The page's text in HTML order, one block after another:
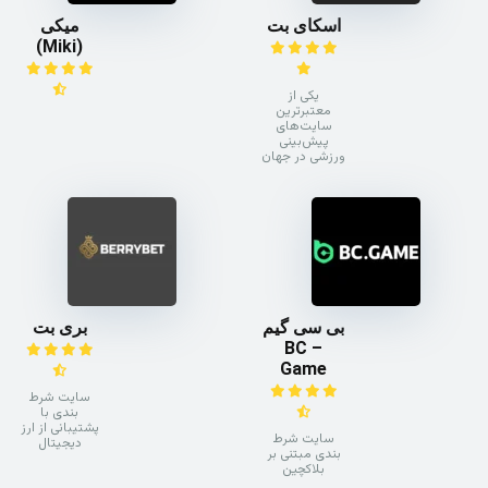
اسکای بت
یکی از
معتبرترین
سایت‌های
پیش‌بینی
ورزشی در جهان
میکی
(Miki)
بی سی گیم
– BC
Game
سایت شرط
بندی مبتنی بر
بلاکچین
بری بت
سایت شرط
بندی با
پشتیبانی از ارز
دیجیتال